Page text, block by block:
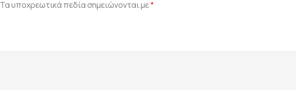
Τα υποχρεωτικά πεδία σημειώνονται με*